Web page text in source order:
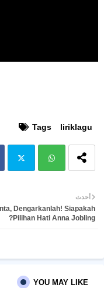
Tags liriklagu
ter atsa
أحدث
Dengarkanlah! Siapakah
Pilihan Hati Anna Jobling?
YOU MAY LIKE